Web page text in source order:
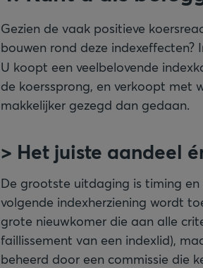
Gezien de vaak positieve
bouwen rond deze indexeffecten?
U koopt een veelbelovende
de koerssprong, en verkoopt met
makkelijker gezegd dan gedaan.
> Het juiste aandeel
De grootste uitdaging is timing
volgende indexherziening wordt
grote nieuwkomer die aan alle
faillissement van een indexlid),
beheerd door een commissie die